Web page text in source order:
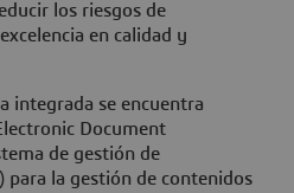
los riesgos de
en calidad y
integrada se encuentra
Document
de gestión de
para la gestión de contenidos